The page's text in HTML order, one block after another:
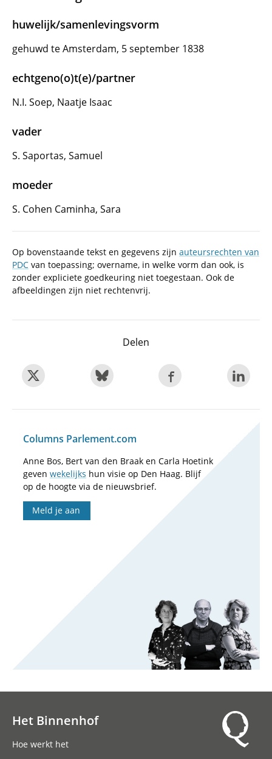
huwelijk/samenlevingsvorm
gehuwd te Amsterdam, 5 september 1838
echtgeno(o)t(e)/partner
N.I. Soep, Naatje Isaac
vader
S. Saportas, Samuel
moeder
S. Cohen Caminha, Sara
Op bovenstaande tekst en gegevens zijn auteursrechten van
PDC van toepassing; overname, in welke vorm dan ook, is
zonder expliciete goedkeuring niet toegestaan. Ook de
afbeeldingen zijn niet rechtenvrij.
Delen
Columns Parlement.com
Anne Bos, Bert van den Braak en Carla Hoetink
geven wekelijks hun visie op Den Haag. Blijf
op de hoogte via de nieuwsbrief.
Meld je aan
Het Binnenhof
Hoe werkt het